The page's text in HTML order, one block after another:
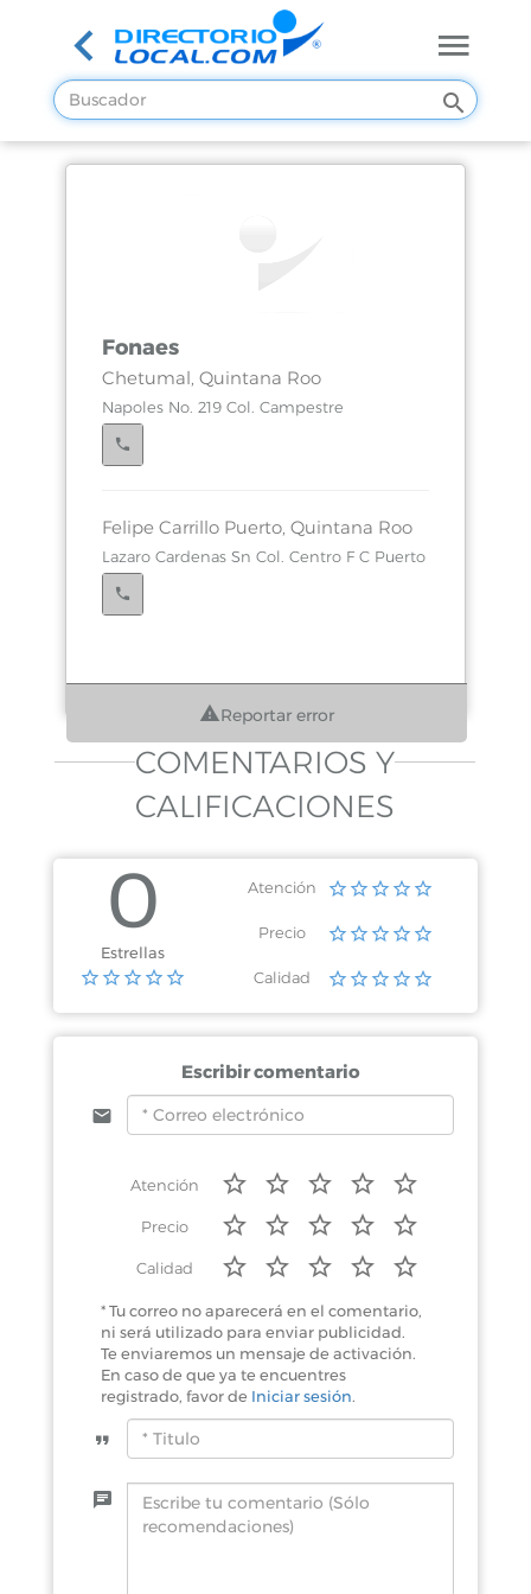
Fonaes
Chetumal, Quintana Roo
Napoles No. 219 Col. Campestre
Felipe Carrillo Puerto, Quintana Roo
Lazaro Cardenas Sn Col. Centro F C Puerto
Reportar error
COMENTARIOS Y
CALIFICACIONES
0
Estrellas
Atención
Precio
Calidad
Escribir comentario
Atención
Precio
Calidad
* Tu correo no aparecerá en el comentario,
ni será utilizado para enviar publicidad.
Te enviaremos un mensaje de activación.
En caso de que ya te encuentres
registrado, favor de Iniciar sesión.